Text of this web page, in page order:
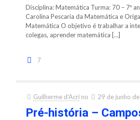
Disciplina: Matemática Turma: 70 – 7º
Carolina Pescaria da Matemática e
Matemática O objetivo é trabalhar a
colegas, aprender matemática […]
7
Guilherme d'Acri no 29 de junho
Pré-história –